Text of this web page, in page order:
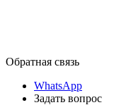
Обратная связь
WhatsApp
Задать вопрос